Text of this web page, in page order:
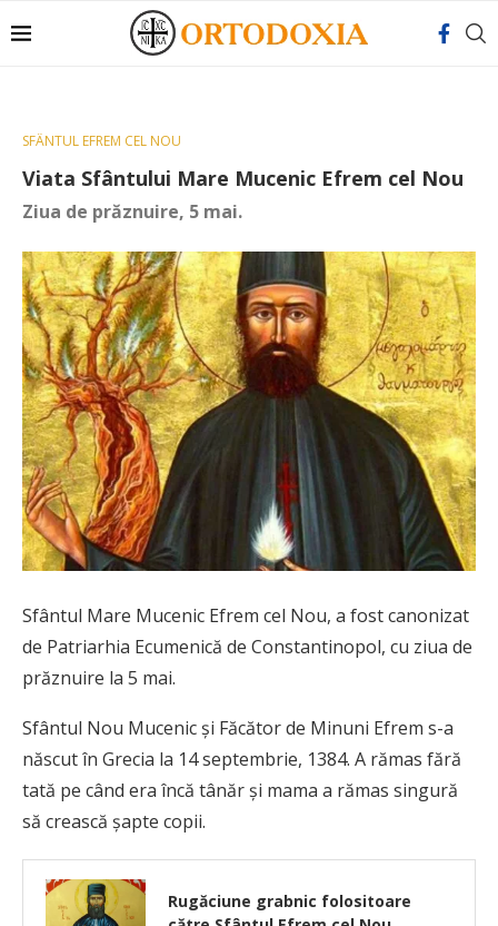
SFÂNTUL EFREM CEL NOU
Viata Sfântului Mare Mucenic Efrem cel Nou
Ziua de prăznuire, 5 mai.
Sfântul Mare Mucenic Efrem cel Nou, a fost canonizat
de Patriarhia Ecumenică de Constantinopol, cu ziua de
prăznuire la 5 mai.
Sfântul Nou Mucenic şi Făcător de Minuni Efrem s-a
născut în Grecia la 14 septembrie, 1384. A rămas fără
tată pe când era încă tânăr şi mama a rămas singură
să crească şapte copii.
Rugăciune grabnic folositoare